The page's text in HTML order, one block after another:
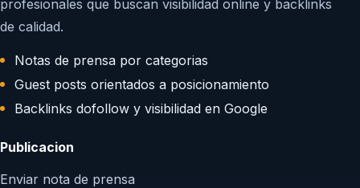
profesionales que buscan visibilidad online y backlinks
de calidad.
Notas de prensa por categorias
Guest posts orientados a posicionamiento
Backlinks dofollow y visibilidad en Google
Publicacion
Enviar nota de prensa